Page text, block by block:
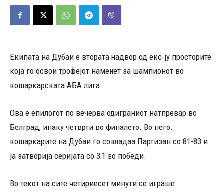
Екипата на Дубаи е втората надвор од екс-ју просторите
која го освои трофејот наменет за шампионот во
кошаркарската АБА лига.
Ова е епилогот по вечерва одиграниот натпревар во
Белград, инаку четврти во финалето. Во него.
кошаркарите на Дубаи го совладаа Партизан со 81-83 и
ја затворија серијата со 3:1 во победи.
Во текот на сите четириесет минути се играше